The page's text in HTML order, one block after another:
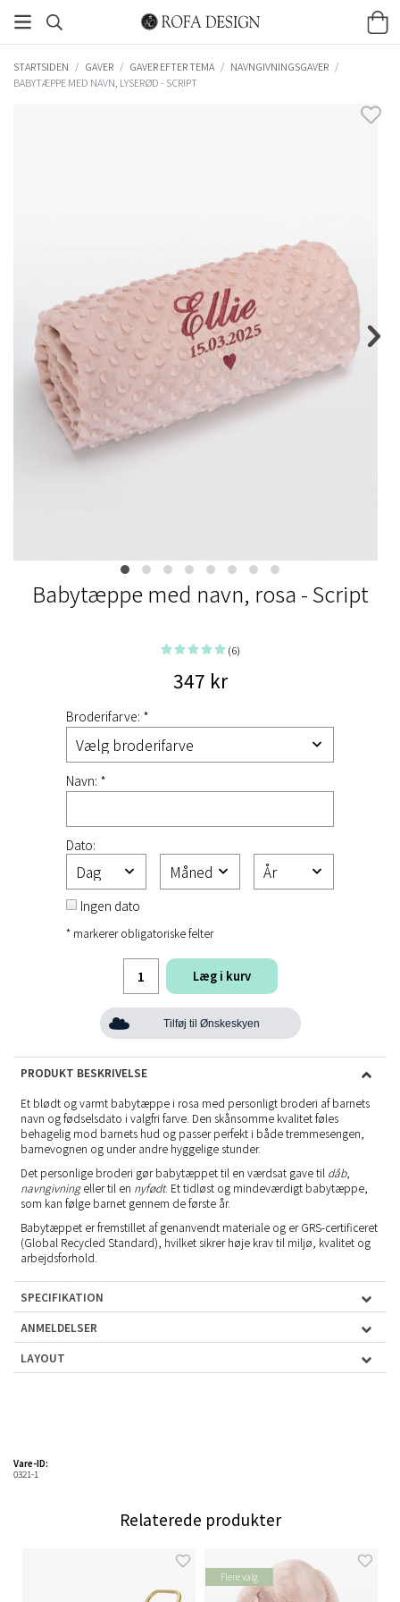
STARTSIDEN / GAVER / GAVER EFTER TEMA / NAVNGIVNINGSGAVER /
BABYTÆPPE MED NAVN, LYSERØD - SCRIPT
Babytæppe med navn, rosa - Script
(6)
347 kr
Broderifarve: *
Navn: *
Dato:
Ingen dato
* markerer obligatoriske felter
Læg i kurv
Tilføj til Ønskeskyen
PRODUKT BESKRIVELSE
Et blødt og varmt babytæppe i rosa med personligt broderi af barnets
navn og fødselsdato i valgfri farve. Den skånsomme kvalitet føles
behagelig mod barnets hud og passer perfekt i både tremmesengen,
barnevognen og under andre hyggelige stunder.
Det personlige broderi gør babytæppet til en værdsat gave til dåb,
navngivningeller til en nyfødt. Et tidløst og mindeværdigt babytæppe,
som kan følge barnet gennem de første år.
Babytæppet er fremstillet af genanvendt materiale og er GRS-certificeret
(Global Recycled Standard), hvilket sikrer høje krav til miljø, kvalitet og
arbejdsforhold.
SPECIFIKATION
ANMELDELSER
LAYOUT
Vare-ID:
0321-1
Relaterede produkter
Flere valg